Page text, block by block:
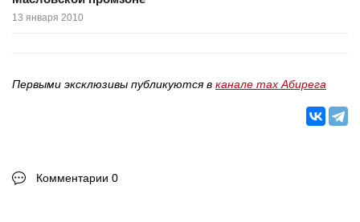
13 января 2010
Первыми эксклюзивы публикуются в канале max Абирега
Комментарии 0